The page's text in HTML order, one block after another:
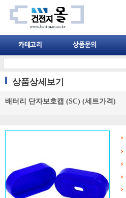
상품상세보기
배터리 단자보호캡 (SC) (세트가격)